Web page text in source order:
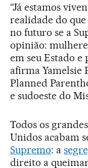
“Já estamos
realidade do
no futuro se a
opinião:
em seu Estado e
afirma Yamelsie
Planned
e sudoeste do
Todos os
Unidos acabam
Supremo: a
direito a